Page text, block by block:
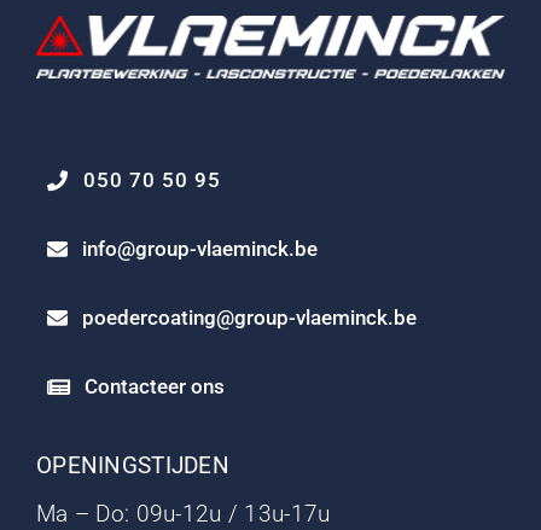
050 70 50 95
info@group-vlaeminck.be
poedercoating@group-vlaeminck.be
Contacteer ons
OPENINGSTIJDEN
Ma – Do: 09u-12u / 13u-17u